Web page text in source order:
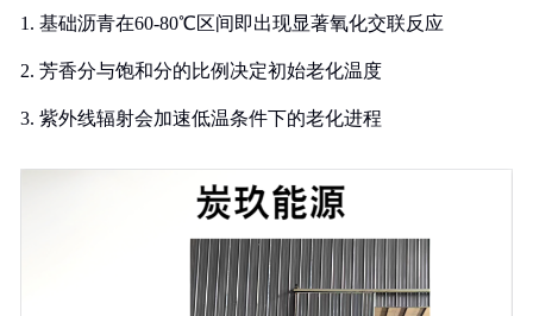
1. 基础沥青在60-80℃区间即出现显著氧化交联反应
2. 芳香分与饱和分的比例决定初始老化温度
3. 紫外线辐射会加速低温条件下的老化进程